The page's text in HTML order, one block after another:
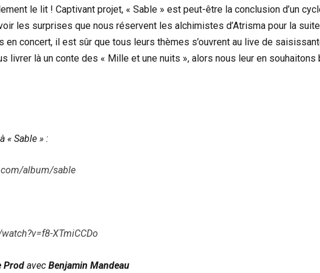
le lit ! Captivant projet, « Sable » est peut-être la conclusion d’un
les surprises que nous réservent les alchimistes d’Atrisma pour la
en concert, il est sûr que tous leurs thèmes s’ouvrent au live de
livrer là un conte des « Mille et une nuits », alors nous leur en souhaitons
« Sable » :
album/sable
XTmiCCDo
Prod avecBenjamin Mandeau